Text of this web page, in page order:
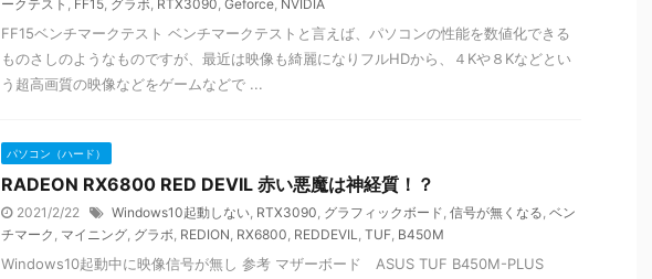
ークテスト , FF15, グラボ, RTX3090, Geforce, NVIDIA
FF15ベンチマークテスト ベンチマークテストと言えば、パソコンの性能を数値化できる
ものさしのようなものですが、最近は映像も綺麗になりフルHDから、４Kや８Kなどとい
う超高画質の映像などをゲームなどで ...
パソコン（ハード）
RADEON RX6800 RED DEVIL 赤い悪魔は神経質！？
2021/2/22 Windows10起動しない, RTX3090, グラフィックボード, 信号が無くなる, ベン
チマーク , マイニング, グラボ, REDION, RX6800, REDDEVIL, TUF, B450M
Windows10起動中に映像信号が無し 参考 マザーボード ASUS TUF B450M-PLUS